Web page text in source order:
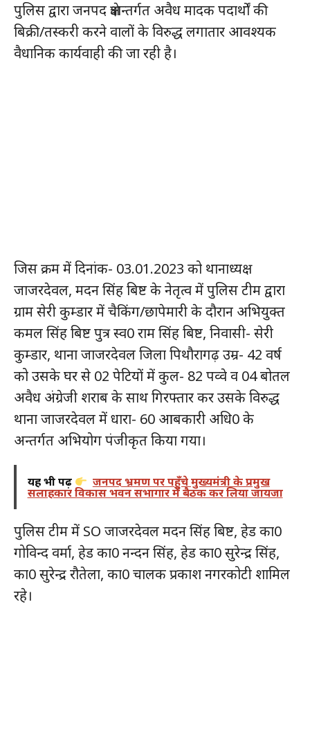
पुलिस द्वारा जनपद क्षेत्रान्तर्गत अवैध मादक पदार्थों की
बिक्री/तस्करी करने वालों के विरुद्ध लगातार आवश्यक
वैधानिक कार्यवाही की जा रही है।
जिस क्रम में दिनांक- 03.01.2023 को थानाध्यक्ष
जाजरदेवल, मदन सिंह बिष्ट के नेतृत्व में पुलिस टीम द्वारा
ग्राम सेरी कुम्डार में चैकिंग/छापेमारी के दौरान अभियुक्त
कमल सिंह बिष्ट पुत्र स्व0 राम सिंह बिष्ट, निवासी- सेरी
कुम्डार, थाना जाजरदेवल जिला पिथौरागढ़ उम्र- 42 वर्ष
को उसके घर से 02 पेटियों में कुल- 82 पव्वे व 04 बोतल
अवैध अंग्रेजी शराब के साथ गिरफ्तार कर उसके विरुद्ध
थाना जाजरदेवल में धारा- 60 आबकारी अधि0 के
अन्तर्गत अभियोग पंजीकृत किया गया।
यह भी पढ़ें जनपद भ्रमण पर पहुँचे मुख्यमंत्री के प्रमुख
सलाहकार विकास भवन सभागार में बैठक कर लिया जायजा
पुलिस टीम में SO जाजरदेवल मदन सिंह बिष्ट, हेड का0
गोविन्द वर्मा, हेड का0 नन्दन सिंह, हेड का0 सुरेन्द्र सिंह,
का0 सुरेन्द्र रौतेला, का0 चालक प्रकाश नगरकोटी शामिल
रहे।